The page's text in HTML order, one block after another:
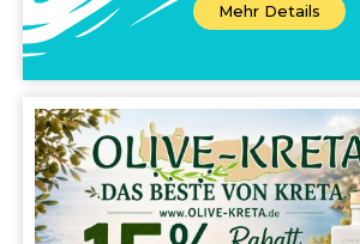
Mehr Details